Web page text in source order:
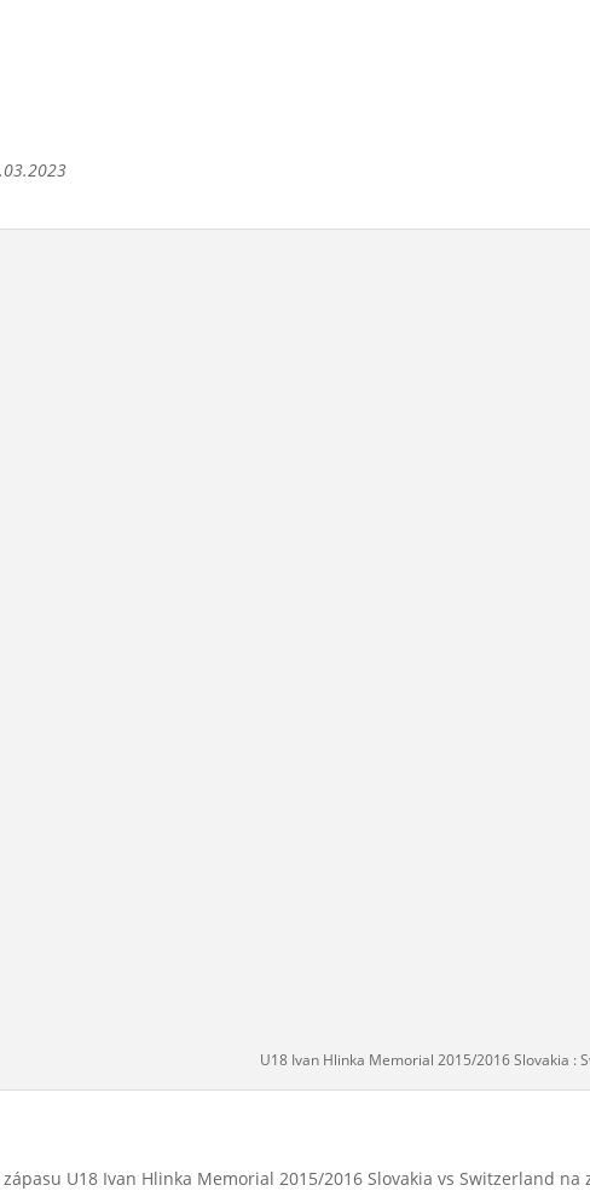
U18 Ivan Hlinka Memorial 2015/2016 Slovakia :
U18 Ivan Hlinka Memorial 2015/2016 Slovakia vs Switzerland